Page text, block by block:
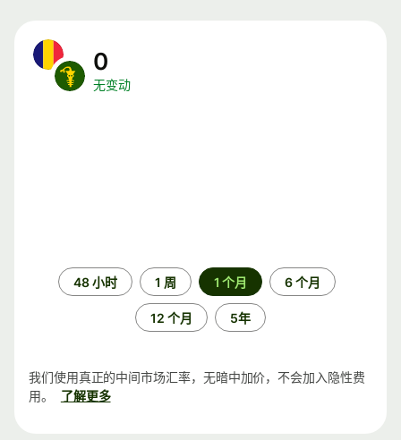
0
无变动
48 小时 1 周 1 个月 6 个月
12 个月 5年
我们使用真正的中间市场汇率，无暗中加价，不会加入隐性费
用。
了解更多